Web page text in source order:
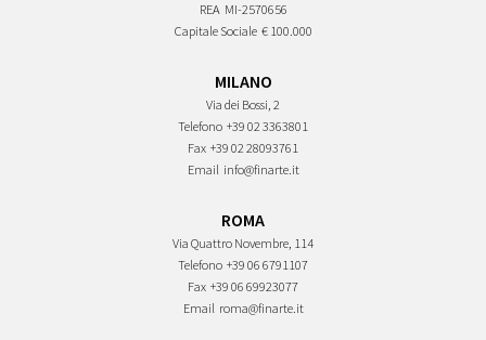
REA MI-2570656
Capitale Sociale € 100.000
MILANO
Via dei Bossi, 2
Telefono +39 02 3363801
Fax +39 02 28093761
Email info@finarte.it
ROMA
Via Quattro Novembre, 114
Telefono +39 06 6791107
Fax +39 06 69923077
Email roma@finarte.it